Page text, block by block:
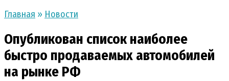
Главная » Новости
Опубликован список наиболее
быстро продаваемых автомобилей
на рынке РФ